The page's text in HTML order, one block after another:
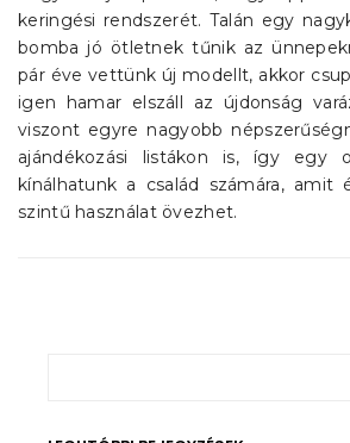
keringési rendszerét. Talán egy
bomba jó ötletnek tűnik az
pár éve vettünk új modellt, akkor
igen hamar elszáll az újdonság
viszont egyre nagyobb
ajándékozási listákon is, így egy
kínálhatunk a család számára, amit
szintű használat övezhet.